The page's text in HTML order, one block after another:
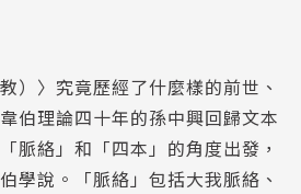
）〉究竟歷經了什麼樣的前世、
伯理論四十年的孫中興回歸文本
脈絡」和「四本」的角度出發，
學說。「脈絡」包括大我脈絡、